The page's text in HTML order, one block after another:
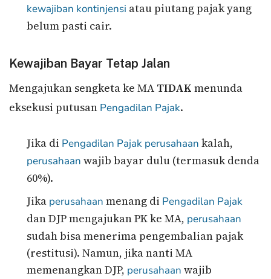
kewajiban kontinjensi atau piutang pajak yang
belum pasti cair.
Kewajiban Bayar Tetap Jalan
Mengajukan sengketa ke MA TIDAK menunda
eksekusi putusan Pengadilan Pajak.
Jika di Pengadilan Pajak perusahaan kalah,
perusahaan wajib bayar dulu (termasuk denda
60%).
Jika perusahaan menang di Pengadilan Pajak
dan DJP mengajukan PK ke MA, perusahaan
sudah bisa menerima pengembalian pajak
(restitusi). Namun, jika nanti MA
memenangkan DJP, perusahaan wajib